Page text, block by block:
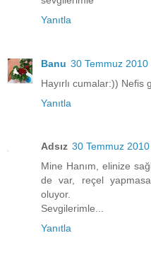
Yanıtla
Banu 30 Temmuz 2010
Hayırlı cumalar:)) Nefis
Yanıtla
Adsız 30 Temmuz
Mine Hanım, elinize
de var, reçel
oluyor.
Sevgilerimle...
Yanıtla